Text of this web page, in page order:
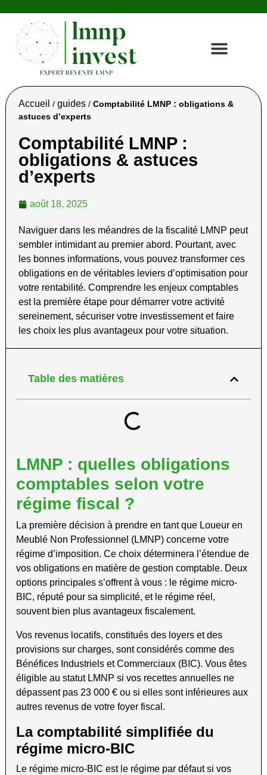
Accueil /guides /Comptabilité LMNP : obligations &
astuces d’experts
Comptabilité LMNP :
obligations & astuces
d’experts
août 18, 2025
Naviguer dans les méandres de la fiscalité LMNP peut
sembler intimidant au premier abord. Pourtant, avec
les bonnes informations, vous pouvez transformer ces
obligations en de véritables leviers d’optimisation pour
votre rentabilité. Comprendre les enjeux comptables
est la première étape pour démarrer votre activité
sereinement, sécuriser votre investissement et faire
les choix les plus avantageux pour votre situation.
Table des matières
LMNP : quelles obligations
comptables selon votre
régime fiscal ?
La première décision à prendre en tant que Loueur en
Meublé Non Professionnel (LMNP) concerne votre
régime d’imposition. Ce choix déterminera l’étendue de
vos obligations en matière de gestion comptable. Deux
options principales s’offrent à vous : le régime micro-
BIC, réputé pour sa simplicité, et le régime réel,
souvent bien plus avantageux fiscalement.
Vos revenus locatifs, constitués des loyers et des
provisions sur charges, sont considérés comme des
Bénéfices Industriels et Commerciaux (BIC). Vous êtes
éligible au statut LMNP si vos recettes annuelles ne
dépassent pas 23 000 € ou si elles sont inférieures aux
autres revenus de votre foyer fiscal.
La comptabilité simplifiée du
régime micro-BIC
Le régime micro-BIC est le régime par défaut si vos